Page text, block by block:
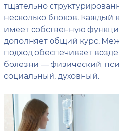
тщательно
несколько блоков.
имеет собственную
дополняет общий курс.
подход обеспечивает
болезни — физический,
социальный, духовный.